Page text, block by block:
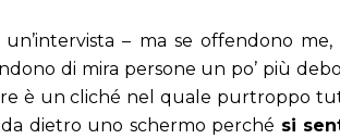
– ma se offendono
di mira persone un po’ più
è un cliché nel quale purtroppo
dietro uno schermo perché si